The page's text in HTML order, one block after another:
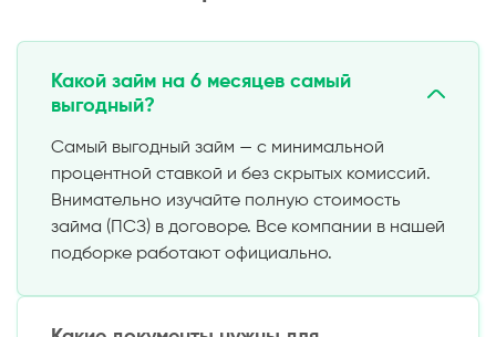
Какой займ на 6 месяцев самый
выгодный?
Самый выгодный займ — с минимальной
процентной ставкой и без скрытых комиссий.
Внимательно изучайте полную стоимость
займа (ПСЗ) в договоре. Все компании в нашей
подборке работают официально.